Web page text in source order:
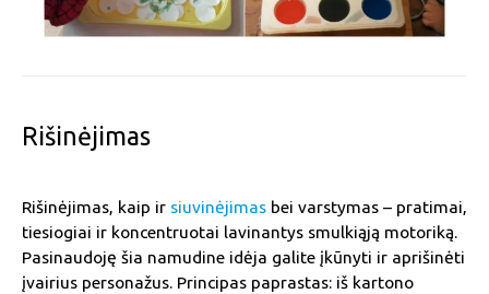
Rišinėjimas
Rišinėjimas, kaip ir siuvinėjimas bei varstymas – pratimai,
tiesiogiai ir koncentruotai lavinantys smulkiąją motoriką.
Pasinaudoję šia namudine idėja galite įkūnyti ir aprišinėti
įvairius personažus. Principas paprastas: iš kartono